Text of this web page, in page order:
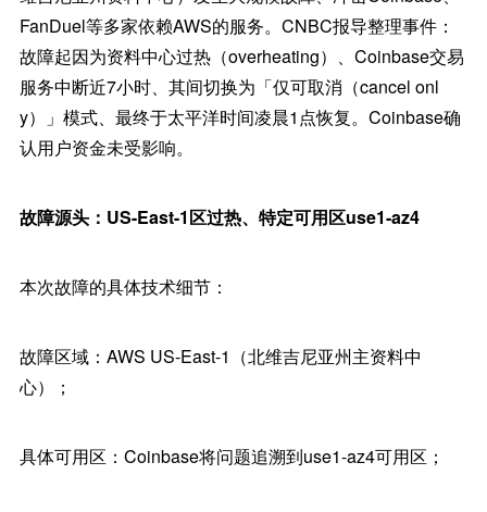
FanDuel等多家依赖AWS的服务。CNBC报导整理事件：
故障起因为资料中心过热（overheating）、Coinbase交易
服务中断近7小时、其间切换为「仅可取消（cancel onl
y）」模式、最终于太平洋时间凌晨1点恢复。Coinbase确
认用户资金未受影响。
故障源头：US-East-1区过热、特定可用区use1-az4
本次故障的具体技术细节：
故障区域：AWS US-East-1（北维吉尼亚州主资料中
心）；
具体可用区：Coinbase将问题追溯到use1-az4可用区；